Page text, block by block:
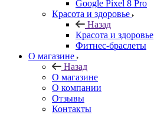
Google Pixel 8 Pro
Красота и здоровье
Назад
Красота и здоровье
Фитнес-браслеты
О магазине
Назад
О магазине
О компании
Отзывы
Контакты